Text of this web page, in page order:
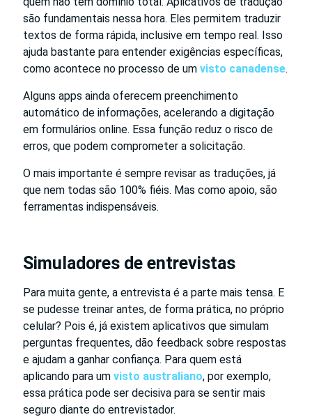
são fundamentais nessa hora. Eles permitem traduzir
textos de forma rápida, inclusive em tempo real. Isso
ajuda bastante para entender exigências específicas,
como acontece no processo de um visto canadense.
Alguns apps ainda oferecem preenchimento
automático de informações, acelerando a digitação
em formulários online. Essa função reduz o risco de
erros, que podem comprometer a solicitação.
O mais importante é sempre revisar as traduções, já
que nem todas são 100% fiéis. Mas como apoio, são
ferramentas indispensáveis.
Simuladores de entrevistas
Para muita gente, a entrevista é a parte mais tensa. E
se pudesse treinar antes, de forma prática, no próprio
celular? Pois é, já existem aplicativos que simulam
perguntas frequentes, dão feedback sobre respostas
e ajudam a ganhar confiança. Para quem está
aplicando para um visto australiano, por exemplo,
essa prática pode ser decisiva para se sentir mais
seguro diante do entrevistador.